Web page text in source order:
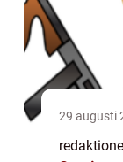
29 augusti